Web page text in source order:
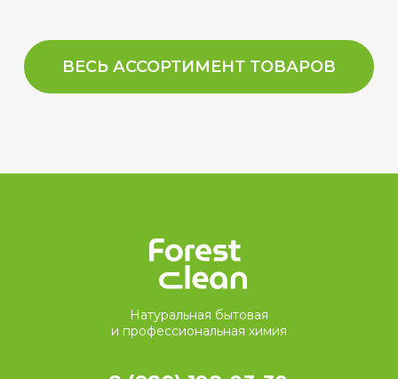
ВЕСЬ АССОРТИМЕНТ ТОВАРОВ
Натуральная бытовая
и профессиональная химия